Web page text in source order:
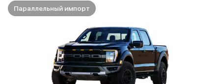
Параллельный импорт